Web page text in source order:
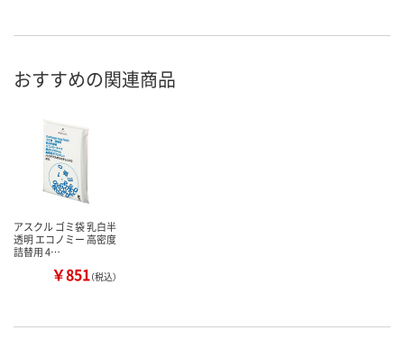
おすすめの関連商品
アスクル ゴミ袋 乳白半
透明 エコノミー 高密度
詰替用 4…
￥851（税込）